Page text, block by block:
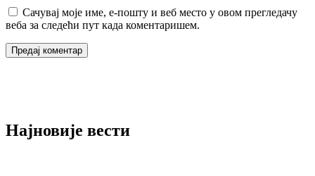
Сачувај моје име, е-пошту и веб место у овом прегледачу
веба за следећи пут када коментаришем.
Најновије вести